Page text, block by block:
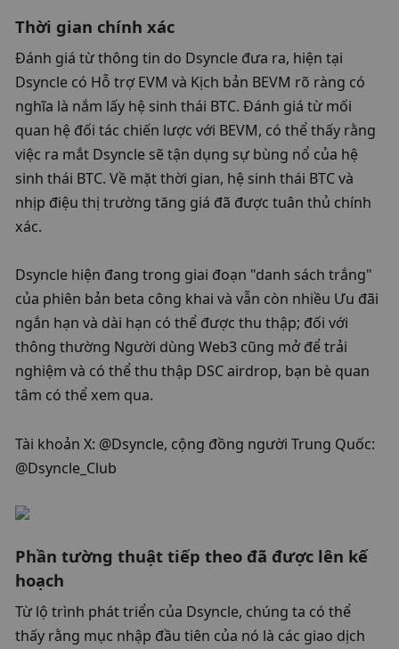
Thời gian chính xác
Đánh giá từ thông tin do Dsyncle đưa ra, hiện tại
Dsyncle có Hỗ trợ EVM và Kịch bản BEVM rõ ràng có
nghĩa là nắm lấy hệ sinh thái BTC. Đánh giá từ mối
quan hệ đối tác chiến lược với BEVM, có thể thấy rằng
việc ra mắt Dsyncle sẽ tận dụng sự bùng nổ của hệ
sinh thái BTC. Về mặt thời gian, hệ sinh thái BTC và
nhịp điệu thị trường tăng giá đã được tuân thủ chính
xác.
Dsyncle hiện đang trong giai đoạn "danh sách trắng"
của phiên bản beta công khai và vẫn còn nhiều Ưu đãi
ngắn hạn và dài hạn có thể được thu thập; đối với
thông thường Người dùng Web3 cũng mở để trải
nghiệm và có thể thu thập DSC airdrop, bạn bè quan
tâm có thể xem qua.
Tài khoản X: @Dsyncle, cộng đồng người Trung Quốc:
@Dsyncle_Club
Phần tường thuật tiếp theo đã được lên kế
hoạch
Từ lộ trình phát triển của Dsyncle, chúng ta có thể
thấy rằng mục nhập đầu tiên của nó là các giao dịch